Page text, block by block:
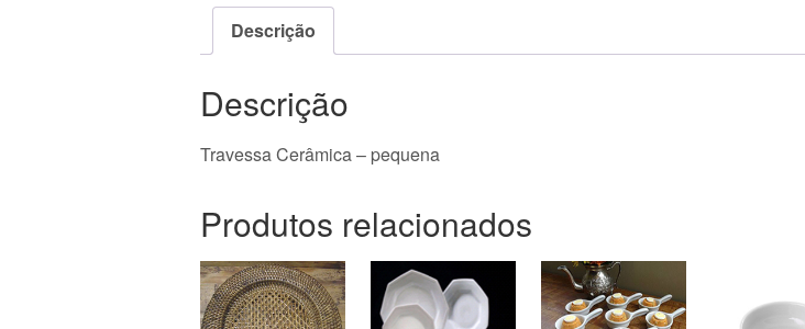
Descrição
Descrição
Travessa Cerâmica – pequena
Produtos relacionados